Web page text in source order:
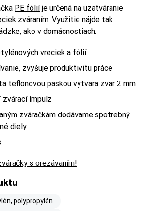
PE fóliíje určená na uzatváranie
zváraním. Využitie nájde tak
ako v domácnostiach.
vreciek a fólií
zvyšuje produktivitu práce
teflónovou páskou vytvára zvar 2 mm
impulz
zváračkám dodávame spotrebný
diely
s orezávaním!
polypropylén